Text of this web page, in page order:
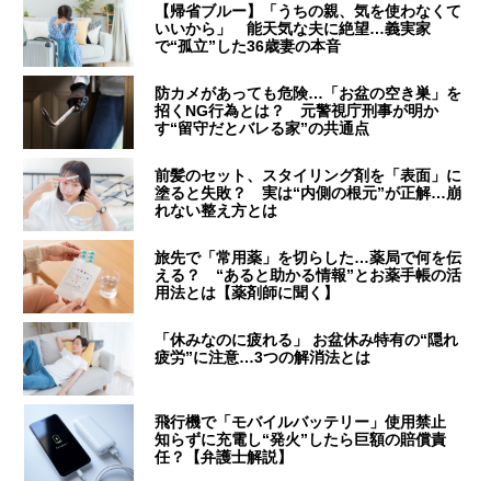
【帰省ブルー】「うちの親、気を使わなくて
いいから」 能天気な夫に絶望…義実家
で“孤立”した36歳妻の本音
防カメがあっても危険…「お盆の空き巣」を
招くNG行為とは？ 元警視庁刑事が明か
す“留守だとバレる家”の共通点
前髪のセット、スタイリング剤を「表面」に
塗ると失敗？ 実は“内側の根元”が正解…崩
れない整え方とは
旅先で「常用薬」を切らした…薬局で何を伝
える？ “あると助かる情報”とお薬手帳の活
用法とは【薬剤師に聞く】
「休みなのに疲れる」 お盆休み特有の“隠れ
疲労”に注意…3つの解消法とは
飛行機で「モバイルバッテリー」使用禁止
知らずに充電し“発火”したら巨額の賠償責
任？【弁護士解説】